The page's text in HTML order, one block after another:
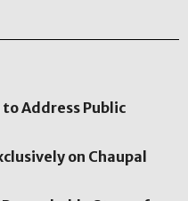
to Address Public
on Chaupal